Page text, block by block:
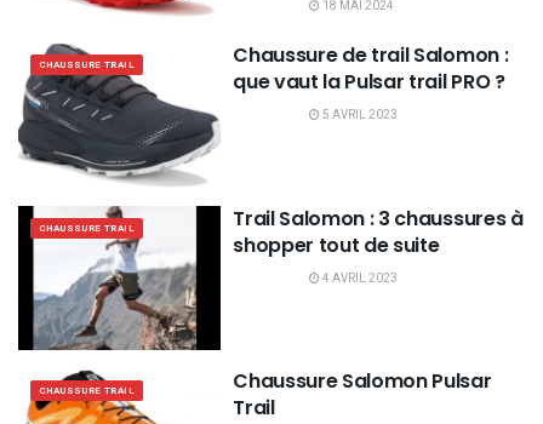
18 MAI 2024
CHAUSSURE TRAIL
Chaussure de trail Salomon :
que vaut la Pulsar trail PRO ?
5 AVRIL 2023
CHAUSSURE TRAIL
Trail Salomon : 3 chaussures à
shopper tout de suite
4 AVRIL 2023
CHAUSSURE TRAIL
Chaussure Salomon Pulsar
Trail